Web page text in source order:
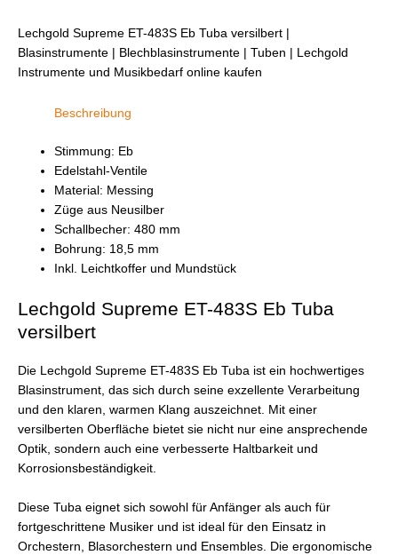
Lechgold Supreme ET-483S Eb Tuba versilbert |
Blasinstrumente | Blechblasinstrumente | Tuben | Lechgold
Instrumente und Musikbedarf online kaufen
Beschreibung
Stimmung: Eb
Edelstahl-Ventile
Material: Messing
Züge aus Neusilber
Schallbecher: 480 mm
Bohrung: 18,5 mm
Inkl. Leichtkoffer und Mundstück
Lechgold Supreme ET-483S Eb Tuba
versilbert
Die Lechgold Supreme ET-483S Eb Tuba ist ein hochwertiges
Blasinstrument, das sich durch seine exzellente Verarbeitung
und den klaren, warmen Klang auszeichnet. Mit einer
versilberten Oberfläche bietet sie nicht nur eine ansprechende
Optik, sondern auch eine verbesserte Haltbarkeit und
Korrosionsbeständigkeit.
Diese Tuba eignet sich sowohl für Anfänger als auch für
fortgeschrittene Musiker und ist ideal für den Einsatz in
Orchestern, Blasorchestern und Ensembles. Die ergonomische